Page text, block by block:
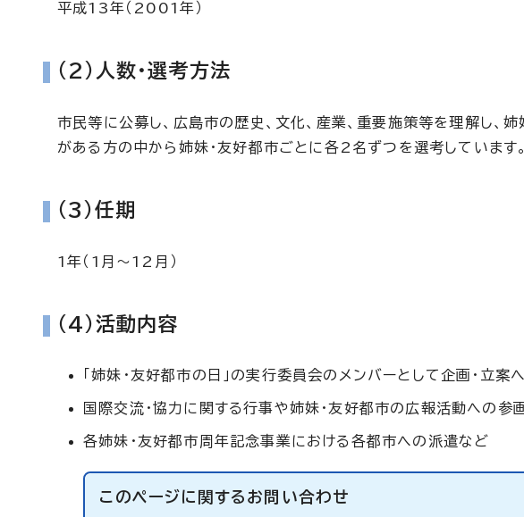
平成13年（2001年）
（2）人数・選考方法
市民等に公募し、広島市の歴史、文化、産業、重要施策等を理解し、
がある方の中から姉妹・友好都市ごとに各2名ずつを選考しています。
（3）任期
1年（1月～12月）
（4）活動内容
「姉妹・友好都市の日」の実行委員会のメンバーとして企画・立
国際交流・協力に関する行事や姉妹・友好都市の広報活動への参
各姉妹・友好都市周年記念事業における各都市への派遣など
このページに関する お問い合わせ